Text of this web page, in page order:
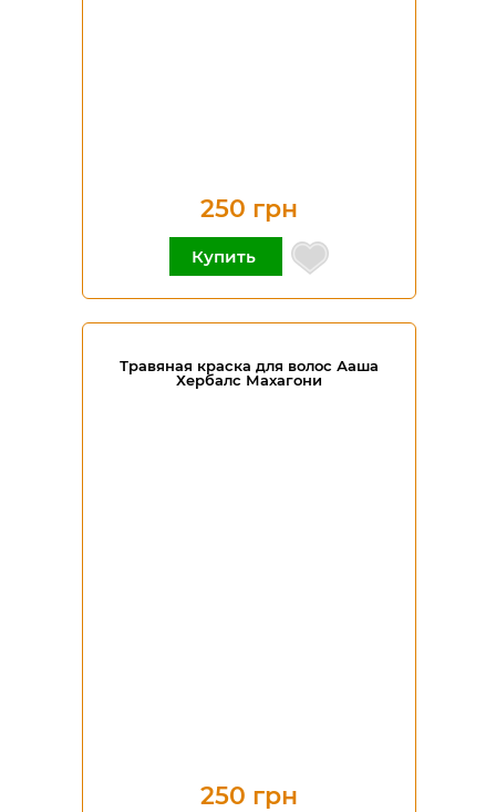
250 грн
Купить
Травяная краска для волос Ааша
Хербалс Махагони
250 грн